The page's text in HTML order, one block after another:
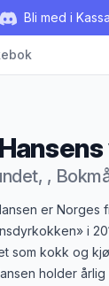
Bli med i
,
er Norges
i
som kokk og
holder